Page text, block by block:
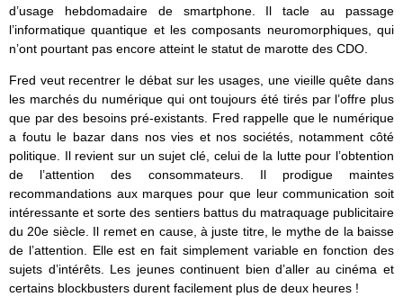
d’usage hebdomadaire de smartphone. Il tacle au passage
l’informatique quantique et les composants neuromorphiques, qui
n’ont pourtant pas encore atteint le statut de marotte des CDO.
Fred veut recentrer le débat sur les usages, une vieille quête dans
les marchés du numérique qui ont toujours été tirés par l’offre plus
que par des besoins pré-existants. Fred rappelle que le numérique
a foutu le bazar dans nos vies et nos sociétés, notamment côté
politique. Il revient sur un sujet clé, celui de la lutte pour l’obtention
de l’attention des consommateurs. Il prodigue maintes
recommandations aux marques pour que leur communication soit
intéressante et sorte des sentiers battus du matraquage publicitaire
du 20e siècle. Il remet en cause, à juste titre, le mythe de la baisse
de l’attention. Elle est en fait simplement variable en fonction des
sujets d’intérêts. Les jeunes continuent bien d’aller au cinéma et
certains blockbusters durent facilement plus de deux heures !